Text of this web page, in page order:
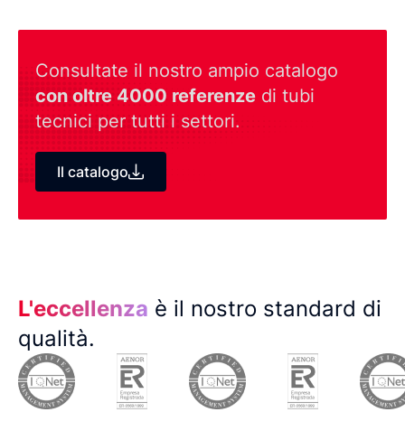
Consultate il nostro ampio catalogo
con oltre 4000 referenze di tubi
tecnici per tutti i settori.
Il catalogo
L'eccellenza è il nostro standard di
qualità.